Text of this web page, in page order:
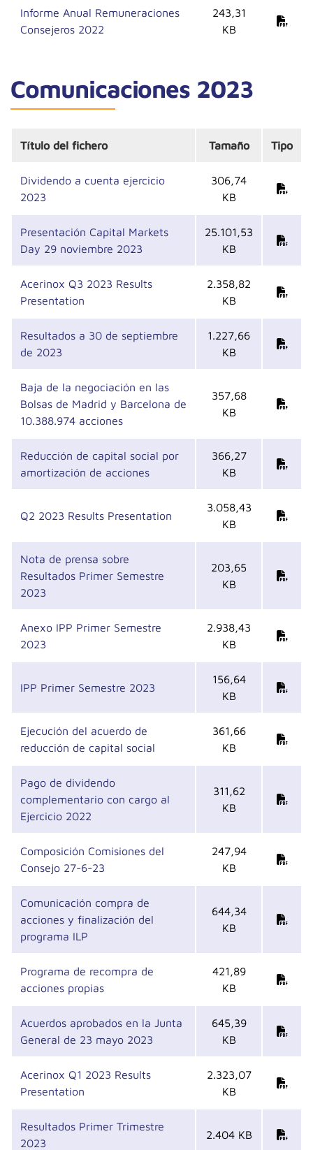
Informe Anual Remuneraciones
Consejeros 2022
243,31
KB
Comunicaciones 2023
Título del fichero Tamaño Tipo
Dividendo a cuenta ejercicio
2023
306,74
KB
Presentación Capital Markets
Day 29 noviembre 2023
25.101,53
KB
Acerinox Q3 2023 Results
Presentation
2.358,82
KB
Resultados a 30 de septiembre
de 2023
1.227,66
KB
Baja de la negociación en las
Bolsas de Madrid y Barcelona de
10.388.974 acciones
357,68
KB
Reducción de capital social por
amortización de acciones
366,27
KB
Q2 2023 Results Presentation
3.058,43
KB
Nota de prensa sobre
Resultados Primer Semestre
2023
203,65
KB
Anexo IPP Primer Semestre
2023
2.938,43
KB
IPP Primer Semestre 2023
156,64
KB
Ejecución del acuerdo de
reducción de capital social
361,66
KB
Pago de dividendo
complementario con cargo al
Ejercicio 2022
311,62
KB
Composición Comisiones del
Consejo 27-6-23
247,94
KB
Comunicación compra de
acciones y finalización del
programa ILP
644,34
KB
Programa de recompra de
acciones propias
421,89
KB
Acuerdos aprobados en la Junta
General de 23 mayo 2023
645,39
KB
Acerinox Q1 2023 Results
Presentation
2.323,07
KB
Resultados Primer Trimestre
2023
2.404 KB